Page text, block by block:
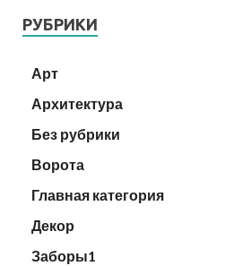
РУБРИКИ
Арт
Архитектура
Без рубрики
Ворота
Главная категория
Декор
Заборы1